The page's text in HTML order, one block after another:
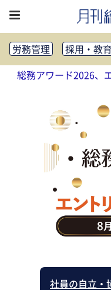
労務管理 採用・教育
健康経営
働き方改
法務・コンプライアン
リスクマネジメント・
社外・社内広報
社外・社内コミュニケ
FM・オフィス移転
テクノロジー活用・DX
助成金・補助金・コス
アウトソーシング・BPO
総務アワード2026、
社員の自立・